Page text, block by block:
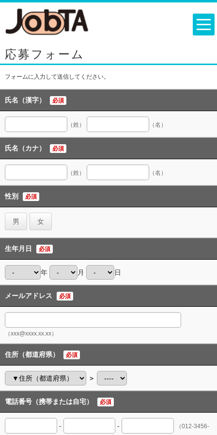
応募フォーム
フォームに入力して送信してください。
氏名（漢字） 必須
（姓） （名）
氏名（カナ） 必須
（姓） （名）
性別 必須
男 女
生年月日 必須
年 月 日
メールアドレス 必須
（xxx@xxxx.xx.xx）
住所（都道府県） 必須
＞
電話番号（携帯または自宅） 必須
- -
（012-3456-